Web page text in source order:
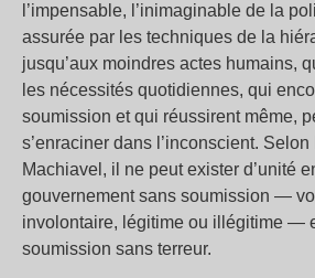
l’impensable, l’inimaginable de la
assurée par les techniques de la
jusqu’aux moindres actes humains,
les nécessités quotidiennes, qui
soumission et qui réussirent même,
s’enraciner dans l’inconscient.
Machiavel, il ne peut exister d’unité
gouvernement sans soumission —
involontaire, légitime ou illégitime —
soumission sans terreur.